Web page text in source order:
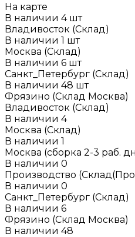
На карте
В наличии 4 шт
Владивосток (Склад)
В наличии 1 шт
Москва (Склад)
В наличии 6 шт
Санкт_Петербург (Склад)
В наличии 48 шт
Фрязино (Склад Москва)
Владивосток (Склад)
В наличии 4
Москва (Склад)
В наличии 1
Москва (сборка 2-3 раб.
В наличии 0
Производство
В наличии 0
Санкт_Петербург (Склад)
В наличии 6
Фрязино (Склад Москва)
В наличии 48